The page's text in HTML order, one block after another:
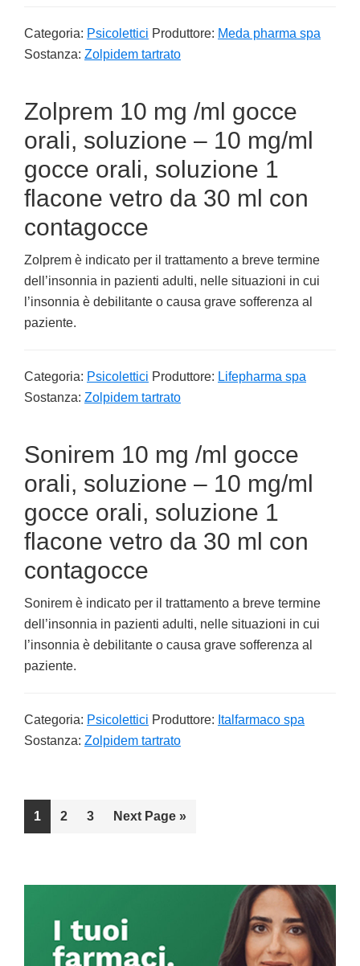
Categoria: Psicolettici Produttore: Meda pharma spa
Sostanza: Zolpidem tartrato
Zolprem 10 mg /ml gocce
orali, soluzione – 10 mg/ml
gocce orali, soluzione 1
flacone vetro da 30 ml con
contagocce
Zolprem è indicato per il trattamento a breve termine
dell’insonnia in pazienti adulti, nelle situazioni in cui
l’insonnia è debilitante o causa grave sofferenza al
paziente.
Categoria: Psicolettici Produttore: Lifepharma spa
Sostanza: Zolpidem tartrato
Sonirem 10 mg /ml gocce
orali, soluzione – 10 mg/ml
gocce orali, soluzione 1
flacone vetro da 30 ml con
contagocce
Sonirem è indicato per il trattamento a breve termine
dell’insonnia in pazienti adulti, nelle situazioni in cui
l’insonnia è debilitante o causa grave sofferenza al
paziente.
Categoria: Psicolettici Produttore: Italfarmaco spa
Sostanza: Zolpidem tartrato
Go
to
1
Go
2
Go
3
Go
Next Page »
Sidebar